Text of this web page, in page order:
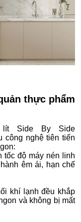
thực phẩm
lít Side By Side
công nghệ tiên tiến
tốc độ máy nén linh
êm ái, hạn chế
khí lạnh đều khắp
và không bị mất